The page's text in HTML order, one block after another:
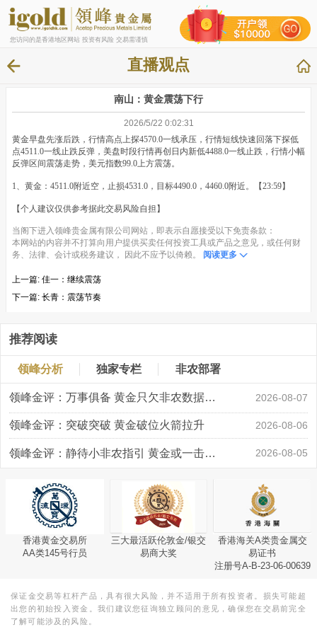
您访问的是香港地区网站 投资有风险 交易需谨慎
直播观点
南山：黄金震荡下行
2026/5/22 0:02:31
黄金早盘先涨后跌，行情高点上探4570.0一线承压，行情短线快速回落下探低
点4511.0一线止跌反弹，美盘时段行情再创日内新低4488.0一线止跌，行情小幅
反弹区间震荡走势，美元指数99.0上方震荡。
1、黄金：4511.0附近空，止损4531.0，目标4490.0，4460.0附近。【23:59】
【个人建议仅供参考据此交易风险自担】
当阁下进入领峰贵金属有限公司网站，即表示自愿接受以下免责条款：
本网站的内容并不打算向用户提供买卖任何投资工具或产品之意见，或任何财
务、法律、会计或税务建议， 因此不应予以倚赖。
阅读更多
上一篇: 佳一：继续震荡
下一篇: 长青：震荡节奏
推荐阅读
领峰分析 独家专栏 非农部署
领峰金评：万事俱备 黄金只欠非农数据“东风” 2026-08-07
领峰金评：突破突破 黄金破位火箭拉升 2026-08-06
领峰金评：静待小非农指引 黄金或一击破局 2026-08-05
香港黄金交易所
AA类145号行员
三大最活跃伦敦金/银交
易商大奖
香港海关A类贵金属交
易证书
注册号A-B-23-06-00639
保证金交易等杠杆产品，具有很大风险，并不适用于所有投资者。损失可能超
出您的初始投入资金。我们建议您征询独立顾问的意见，确保您在交易前完全
了解可能涉及的风险。